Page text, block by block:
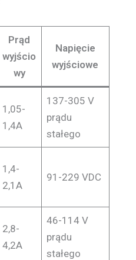
Prąd
wyjścio
wy
Napięcie
wyjściowe
1,05-
1,4A
137-305 V
prądu
stałego
1,4-
2,1A
91-229 VDC
2,8-
4,2A
46-114 V
prądu
stałego